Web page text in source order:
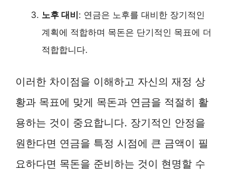
노후 대비: 연금은 노후를 대비한 장기적인
계획에 적합하며 목돈은 단기적인 목표에 더
적합합니다.
이러한 차이점을 이해하고 자신의 재정 상
황과 목표에 맞게 목돈과 연금을 적절히 활
용하는 것이 중요합니다. 장기적인 안정을
원한다면 연금을 특정 시점에 큰 금액이 필
요하다면 목돈을 준비하는 것이 현명할 수